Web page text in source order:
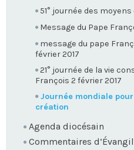
51° journée des
Message du Pape
message du pape
février 2017
21° journée de la vie
François 2 février 2017
Journée mondiale
création
Agenda diocésain
Commentaires